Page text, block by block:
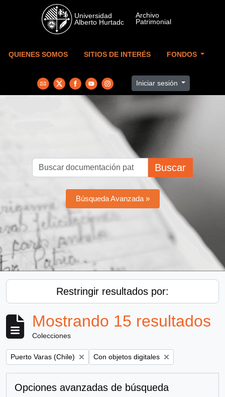
Skip to main content
QUIENES SOMOS SITIOS DE INTERÉS FONDOS
Iniciar sesión
Buscar
Búsqueda Avanzada »
Restringir resultados por:
Mostrando 15 resultados
Colecciones
Remove filter:
Puerto Varas (Chile) Remove filter:
Con objetos digitales
Opciones avanzadas de búsqueda